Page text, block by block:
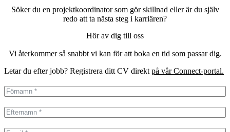
Söker du en projektkoordinator som gör skillnad eller är du själv
redo att ta nästa steg i karriären?
Hör av dig till oss
Vi återkommer så snabbt vi kan för att boka en tid som passar dig.
Letar du efter jobb? Registrera ditt CV direkt på vår Connect-portal.